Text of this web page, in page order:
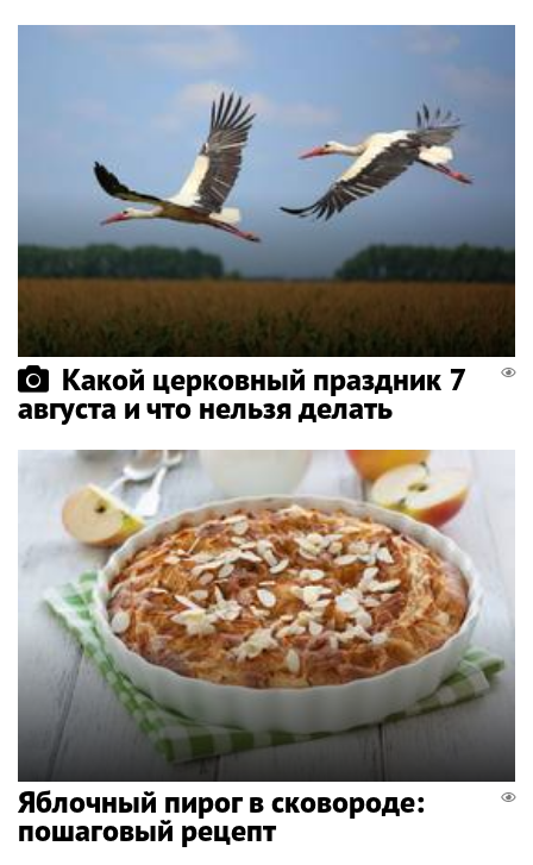
Какой церковный праздник 7
августа и что нельзя делать
Яблочный пирог в сковороде:
пошаговый рецепт